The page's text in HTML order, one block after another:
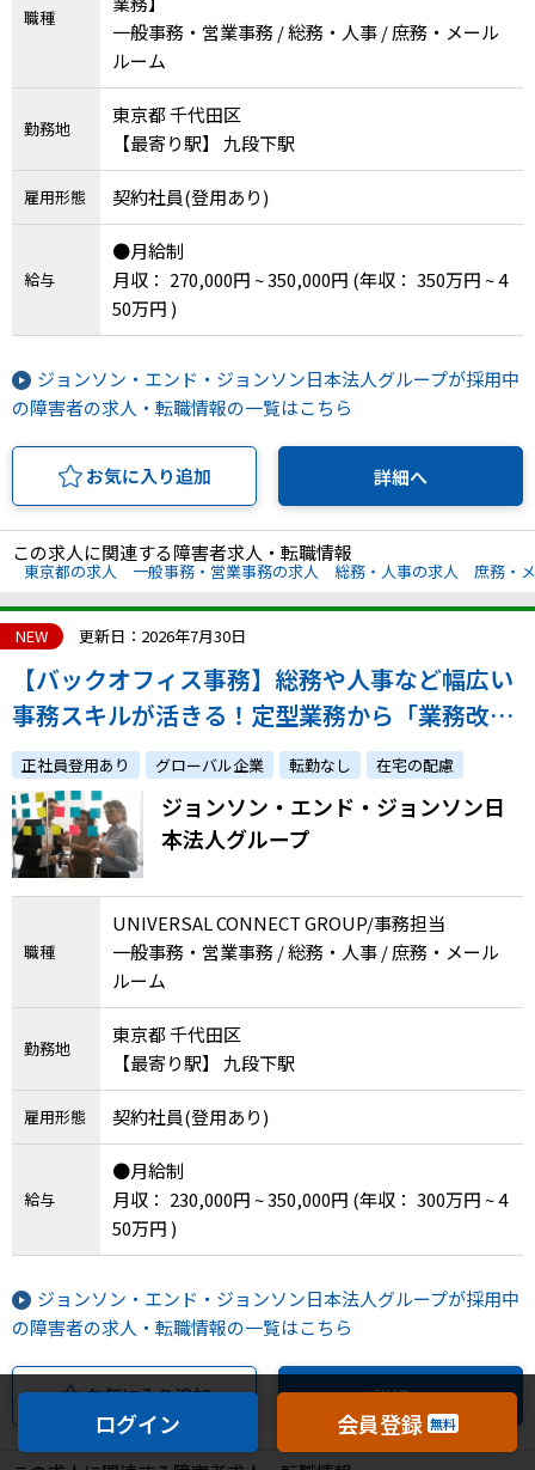
職種
一般事務・営業事務 / 総務・人事 / 庶務・メール
ルーム
勤務地
東京都 千代田区
【最寄り駅】 九段下駅
雇用形態 契約社員(登用あり)
給与
●月給制
月収： 270,000円 ~ 350,000円 (年収： 350万円 ~ 4
50万円 )
ジョンソン・エンド・ジョンソン日本法人グループが採用中
の障害者の求人・転職情報の一覧はこちら
お気に入り追加 詳細へ
この求人に関連する障害者求人・転職情報
東京都の求人 一般事務・営業事務の求人 総務・人事の求人 庶務・
NEW 更新日：2026年7月30日
【バックオフィス事務】総務や人事など幅広い
事務スキルが活きる！定型業務から「業務改
善」の提案まで挑戦も可能！全社横断のサポー
ト部門／在宅・フレックス配慮
正社員登用あり グローバル企業 転勤なし 在宅の配慮
ジョンソン・エンド・ジョンソン日
本法人グループ
職種
UNIVERSAL CONNECT GROUP/事務担当
一般事務・営業事務 / 総務・人事 / 庶務・メール
ルーム
勤務地
東京都 千代田区
【最寄り駅】 九段下駅
雇用形態 契約社員(登用あり)
給与
●月給制
月収： 230,000円 ~ 350,000円 (年収： 300万円 ~ 4
50万円 )
ジョンソン・エンド・ジョンソン日本法人グループが採用中
の障害者の求人・転職情報の一覧はこちら
お気に入り追加 詳細へ
ログイン 会員登録 無料